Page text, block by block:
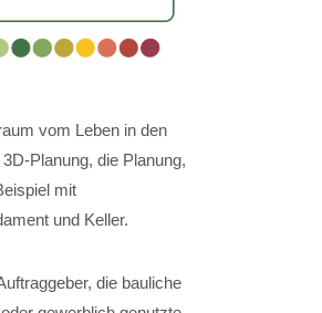
vom Leben in den
Planung, die Planung,
mit
und Keller.
die bauliche